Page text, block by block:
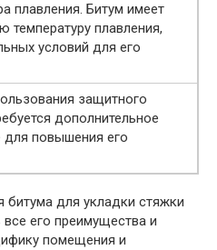
плавления. Битум имеет
температуру плавления,
условий для его
защитного
дополнительное
повышения его
для укладки стяжки
его преимущества и
помещения и